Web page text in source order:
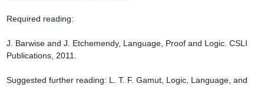
Required reading:
J. Barwise and J. Etchemendy, Language, Proof and Logic. CSLI
Publications, 2011.
Suggested further reading: L. T. F. Gamut, Logic, Language, and